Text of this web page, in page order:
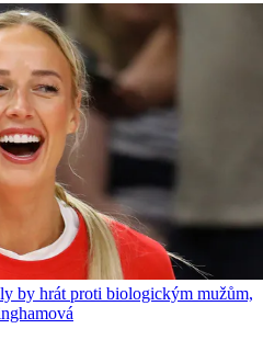
by hrát proti biologickým mužům,